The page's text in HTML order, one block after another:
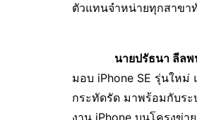
ตัวแทนจำหน่ายทุกสาขา
นายปรัธนา ลีล
มอบ iPhone SE รุ่นใหม่
กระทัดรัด มาพร้อมกับระ